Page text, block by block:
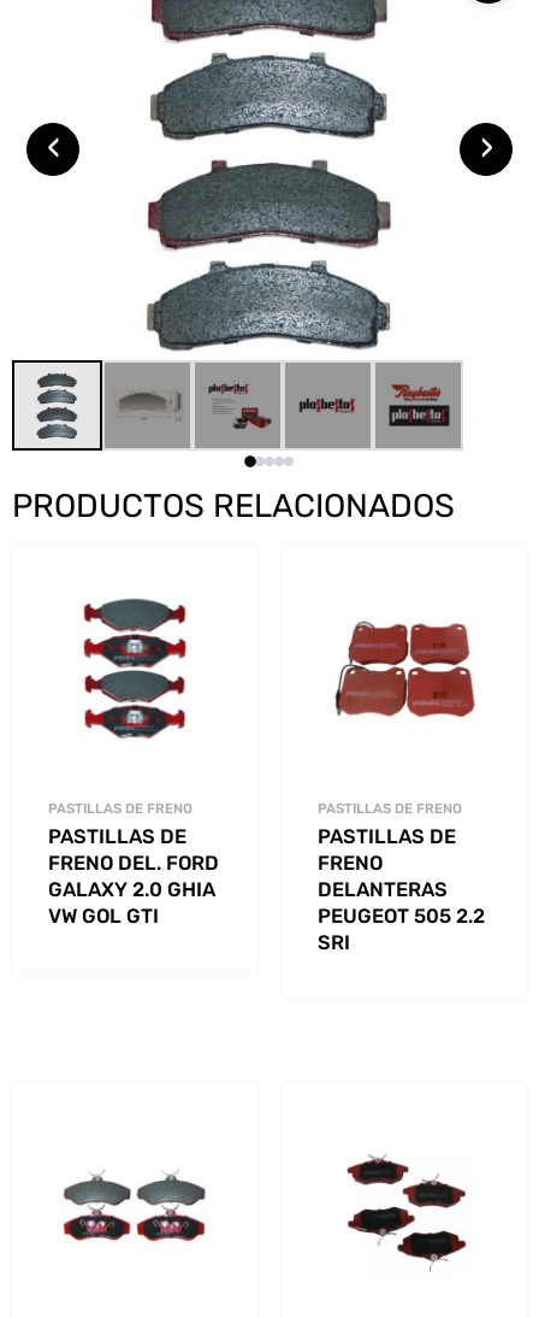
‹ ›
PRODUCTOS RELACIONADOS
PASTILLAS DE FRENO
PASTILLAS DE
FRENO DEL. FORD
GALAXY 2.0 GHIA
VW GOL GTI
PASTILLAS DE FRENO
PASTILLAS DE
FRENO
DELANTERAS
PEUGEOT 505 2.2
SRI